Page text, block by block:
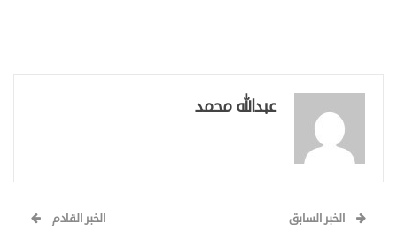
عبدالله محمد
الخبر السابق الخبر القادم